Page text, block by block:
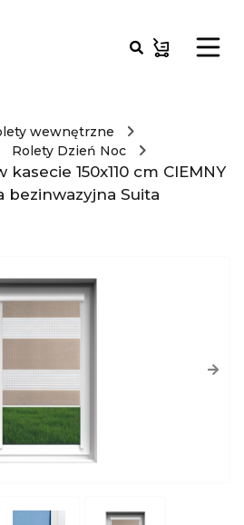
wewnętrzne
Rolety Dzień Noc
150x110 cm CIEMNY
bezinwazyjna Suita